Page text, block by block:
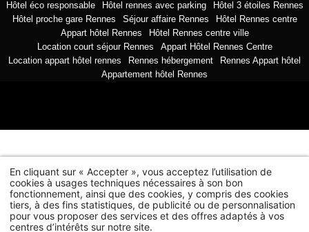
Hôtel éco responsable Hôtel rennes avec parking
Hôtel 3 étoiles Rennes
Hôtel proche gare Rennes
Séjour affaire Rennes
Hôtel Rennes centre
Appart hôtel Rennes
Hôtel Rennes centre ville
Location court séjour Rennes
Appart Hôtel Rennes Centre
Location appart hôtel rennes
Rennes hébergement
Rennes Appart hôtel
Appartement hôtel Rennes
Le Nemours Hôtel & Appartements -5 rue de Nemours,
35000 Rennes
reception@hotelnemours.com-+33 2 99 78 26 26
En cliquant sur « Accepter », vous acceptez l’utilisation de
cookies à usages techniques nécessaires à son bon
fonctionnement, ainsi que des cookies, y compris des cookies
tiers, à des fins statistiques, de publicité ou de personnalisation
pour vous proposer des services et des offres adaptés à vos
centres d’intérêts sur notre site.